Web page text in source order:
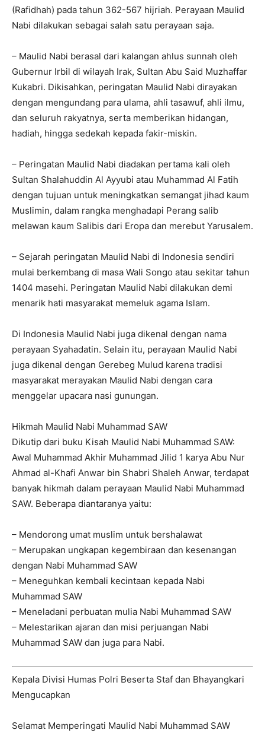
(Rafidhah) pada tahun 362-567 hijriah. Perayaan Maulid
Nabi dilakukan sebagai salah satu perayaan saja.
– Maulid Nabi berasal dari kalangan ahlus sunnah oleh
Gubernur Irbil di wilayah Irak, Sultan Abu Said Muzhaffar
Kukabri. Dikisahkan, peringatan Maulid Nabi dirayakan
dengan mengundang para ulama, ahli tasawuf, ahli ilmu,
dan seluruh rakyatnya, serta memberikan hidangan,
hadiah, hingga sedekah kepada fakir-miskin.
– Peringatan Maulid Nabi diadakan pertama kali oleh
Sultan Shalahuddin Al Ayyubi atau Muhammad Al Fatih
dengan tujuan untuk meningkatkan semangat jihad kaum
Muslimin, dalam rangka menghadapi Perang salib
melawan kaum Salibis dari Eropa dan merebut Yarusalem.
– Sejarah peringatan Maulid Nabi di Indonesia sendiri
mulai berkembang di masa Wali Songo atau sekitar tahun
1404 masehi. Peringatan Maulid Nabi dilakukan demi
menarik hati masyarakat memeluk agama Islam.
Di Indonesia Maulid Nabi juga dikenal dengan nama
perayaan Syahadatin. Selain itu, perayaan Maulid Nabi
juga dikenal dengan Gerebeg Mulud karena tradisi
masyarakat merayakan Maulid Nabi dengan cara
menggelar upacara nasi gunungan.
Hikmah Maulid Nabi Muhammad SAW
Dikutip dari buku Kisah Maulid Nabi Muhammad SAW:
Awal Muhammad Akhir Muhammad Jilid 1 karya Abu Nur
Ahmad al-Khafi Anwar bin Shabri Shaleh Anwar, terdapat
banyak hikmah dalam perayaan Maulid Nabi Muhammad
SAW. Beberapa diantaranya yaitu:
– Mendorong umat muslim untuk bershalawat
– Merupakan ungkapan kegembiraan dan kesenangan
dengan Nabi Muhammad SAW
– Meneguhkan kembali kecintaan kepada Nabi
Muhammad SAW
– Meneladani perbuatan mulia Nabi Muhammad SAW
– Melestarikan ajaran dan misi perjuangan Nabi
Muhammad SAW dan juga para Nabi.
Kepala Divisi Humas Polri Beserta Staf dan Bhayangkari
Mengucapkan
Selamat Memperingati Maulid Nabi Muhammad SAW